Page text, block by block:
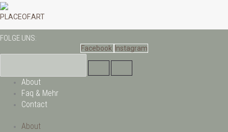
Zum
Inhalt
PLACEOF.ART
FOLGE UNS:
Facebook Instagram
About
Faq & Mehr
Contact
About